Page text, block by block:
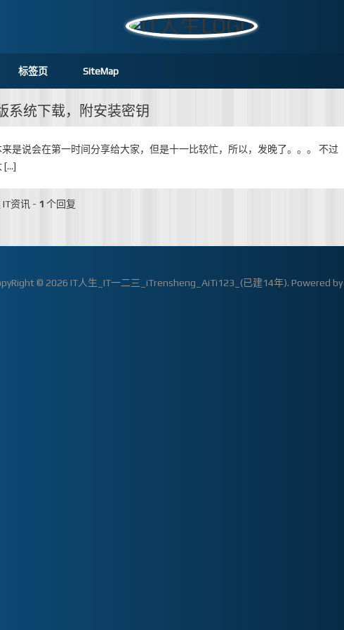
标签页 SiteMap
系统下载，附安装密钥
是说会在第一时间分享给大家，但是十一比较忙，所以，发晚了。。。 不过
[…]
IT资讯 - 1 个回复
© 2026 IT人生_IT一二三_iTrensheng_AiTi123_(已建14年). Powered by